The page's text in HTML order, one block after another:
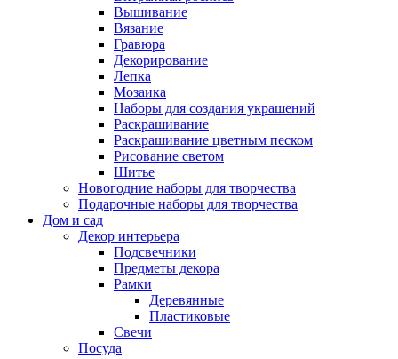
Вышивание
Вязание
Гравюра
Декорирование
Лепка
Мозаика
Наборы для создания украшений
Раскрашивание
Раскрашивание цветным песком
Рисование светом
Шитье
Новогодние наборы для творчества
Подарочные наборы для творчества
Дом и сад
Декор интерьера
Подсвечники
Предметы декора
Рамки
Деревянные
Пластиковые
Свечи
Посуда